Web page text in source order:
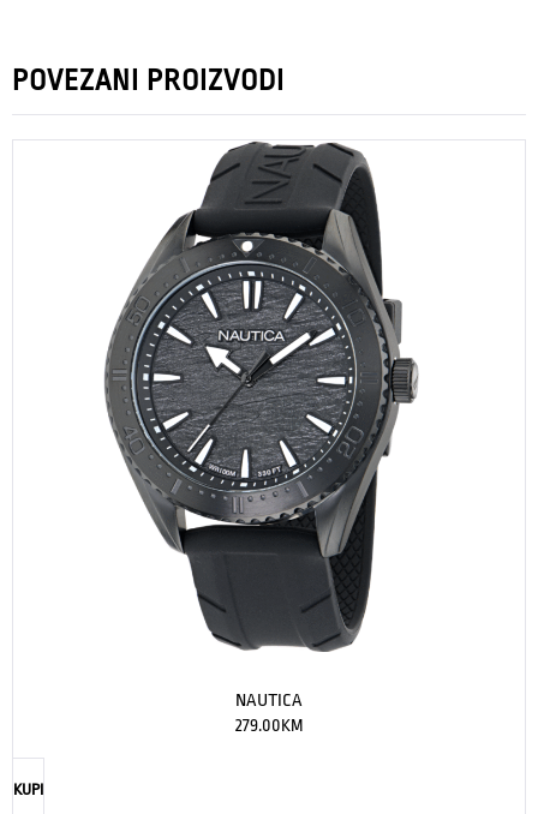
POVEZANI PROIZVODI
NAUTICA
279.00KM
KUPI